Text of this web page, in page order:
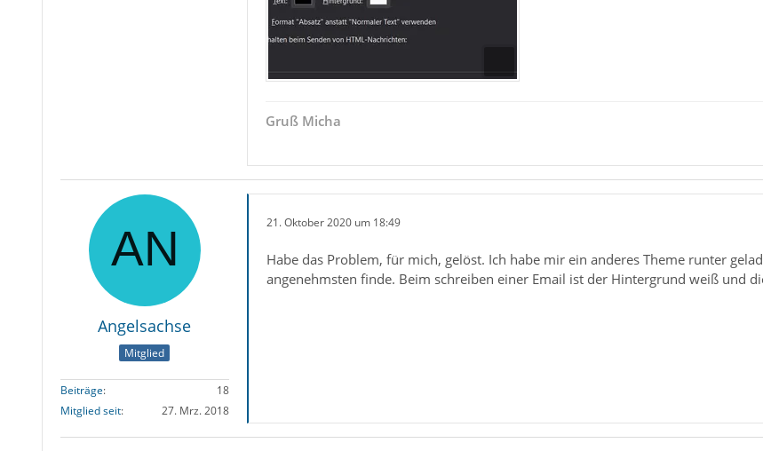
Gruß Micha
Angelsachse
Mitglied
Beiträge
18
Mitglied seit
27. Mrz. 2018
21. Oktober 2020 um 18:49
Habe das Problem, für mich, gelöst. Ich habe mir ein anderes Theme runter
angenehmsten finde. Beim schreiben einer Email ist der Hintergrund weiß und